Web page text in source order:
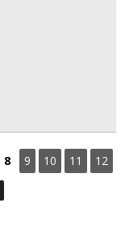
8 9 10 11
12